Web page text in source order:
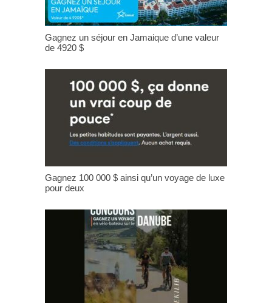
Gagnez un séjour en Jamaique d’une valeur
de 4920 $
Gagnez 100 000 $ ainsi qu’un voyage de luxe
pour deux